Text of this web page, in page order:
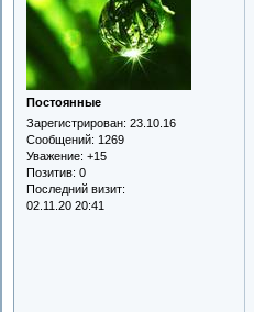
Постоянные
Зарегистрирован: 23.10.16
Сообщений: 1269
Уважение: +15
Позитив: 0
Последний визит:
02.11.20 20:41